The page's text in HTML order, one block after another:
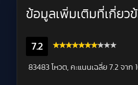
ข้อมูลเพิ่มเติมที่เกี่ยว
7.2
83483 โหวต, คะแนนเฉลี่ย 7.2 จาก